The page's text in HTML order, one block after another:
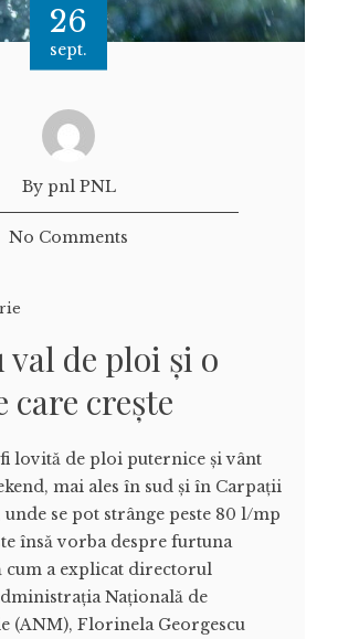
26
sept.
By pnl PNL
No Comments
val de ploi și o
care crește
lovită de ploi puternice și vânt
mai ales în sud și în Carpații
se pot strânge peste 80 l/mp
însă vorba despre furtuna
cum a explicat directorul
Națională de
(ANM), Florinela Georgescu